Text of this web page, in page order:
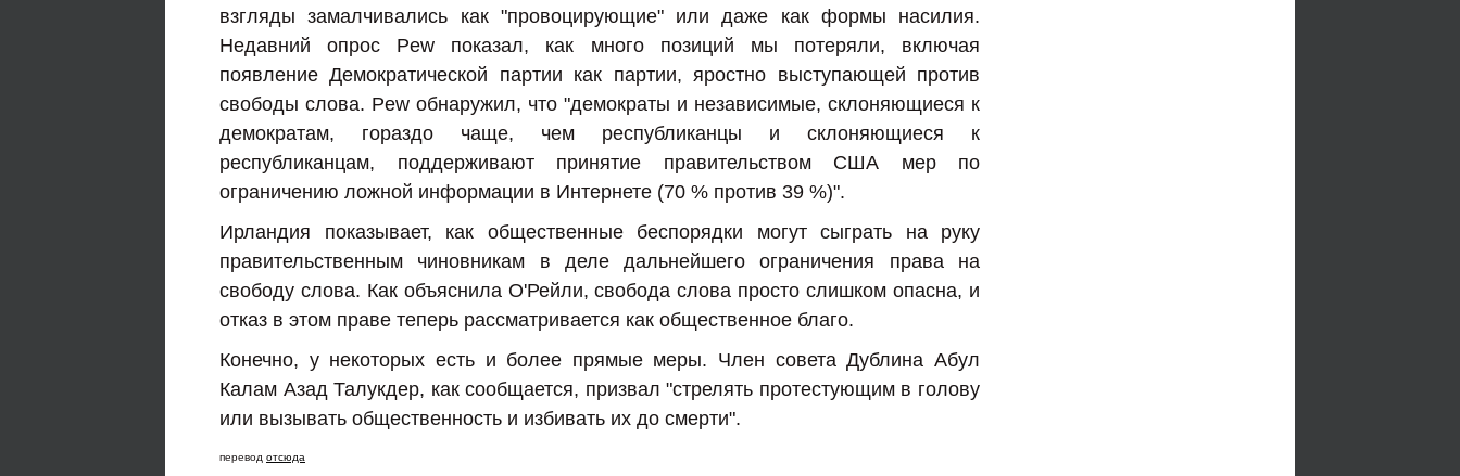
взгляды замалчивались как "провоцирующие" или даже как формы насилия.
Недавний опрос Pew показал, как много позиций мы потеряли, включая
появление Демократической партии как партии, яростно выступающей против
свободы слова. Pew обнаружил, что "демократы и независимые, склоняющиеся к
демократам, гораздо чаще, чем республиканцы и склоняющиеся к
республиканцам, поддерживают принятие правительством США мер по
ограничению ложной информации в Интернете (70 % против 39 %)".
Ирландия показывает, как общественные беспорядки могут сыграть на руку
правительственным чиновникам в деле дальнейшего ограничения права на
свободу слова. Как объяснила О'Рейли, свобода слова просто слишком опасна, и
отказ в этом праве теперь рассматривается как общественное благо.
Конечно, у некоторых есть и более прямые меры. Член совета Дублина Абул
Калам Азад Талукдер, как сообщается, призвал "стрелять протестующим в голову
или вызывать общественность и избивать их до смерти".
перевод отсюда